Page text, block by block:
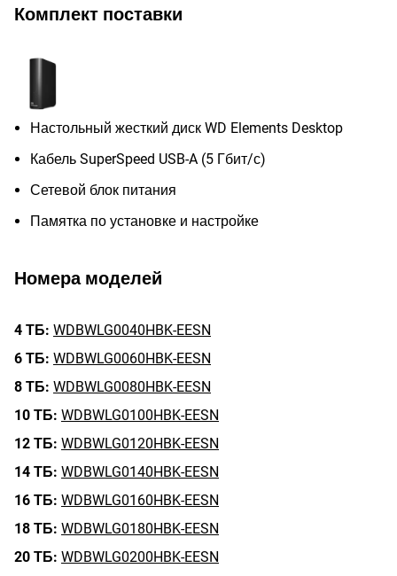
Комплект поставки
Настольный жесткий диск WD Elements Desktop
Кабель SuperSpeed USB-A (5 Гбит/с)
Сетевой блок питания
Памятка по установке и настройке
Номера моделей
4 ТБ: WDBWLG0040HBK-EESN
6 ТБ: WDBWLG0060HBK-EESN
8 ТБ: WDBWLG0080HBK-EESN
10 ТБ: WDBWLG0100HBK-EESN
12 ТБ: WDBWLG0120HBK-EESN
14 ТБ: WDBWLG0140HBK-EESN
16 ТБ: WDBWLG0160HBK-EESN
18 ТБ: WDBWLG0180HBK-EESN
20 ТБ: WDBWLG0200HBK-EESN